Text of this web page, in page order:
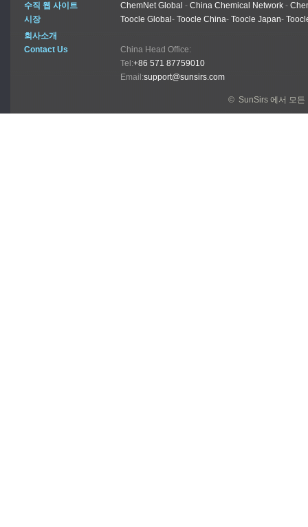
수직 웹 사이트 ChemNet Global - China Chemical Network -
시장
Toocle Global - Toocle China- Toocle Japan-
회사소개
Contact Us
China Head Office:
Tel:+86 571 87759010
Email:support@sunsirs.com
© SunSirs 에서 모